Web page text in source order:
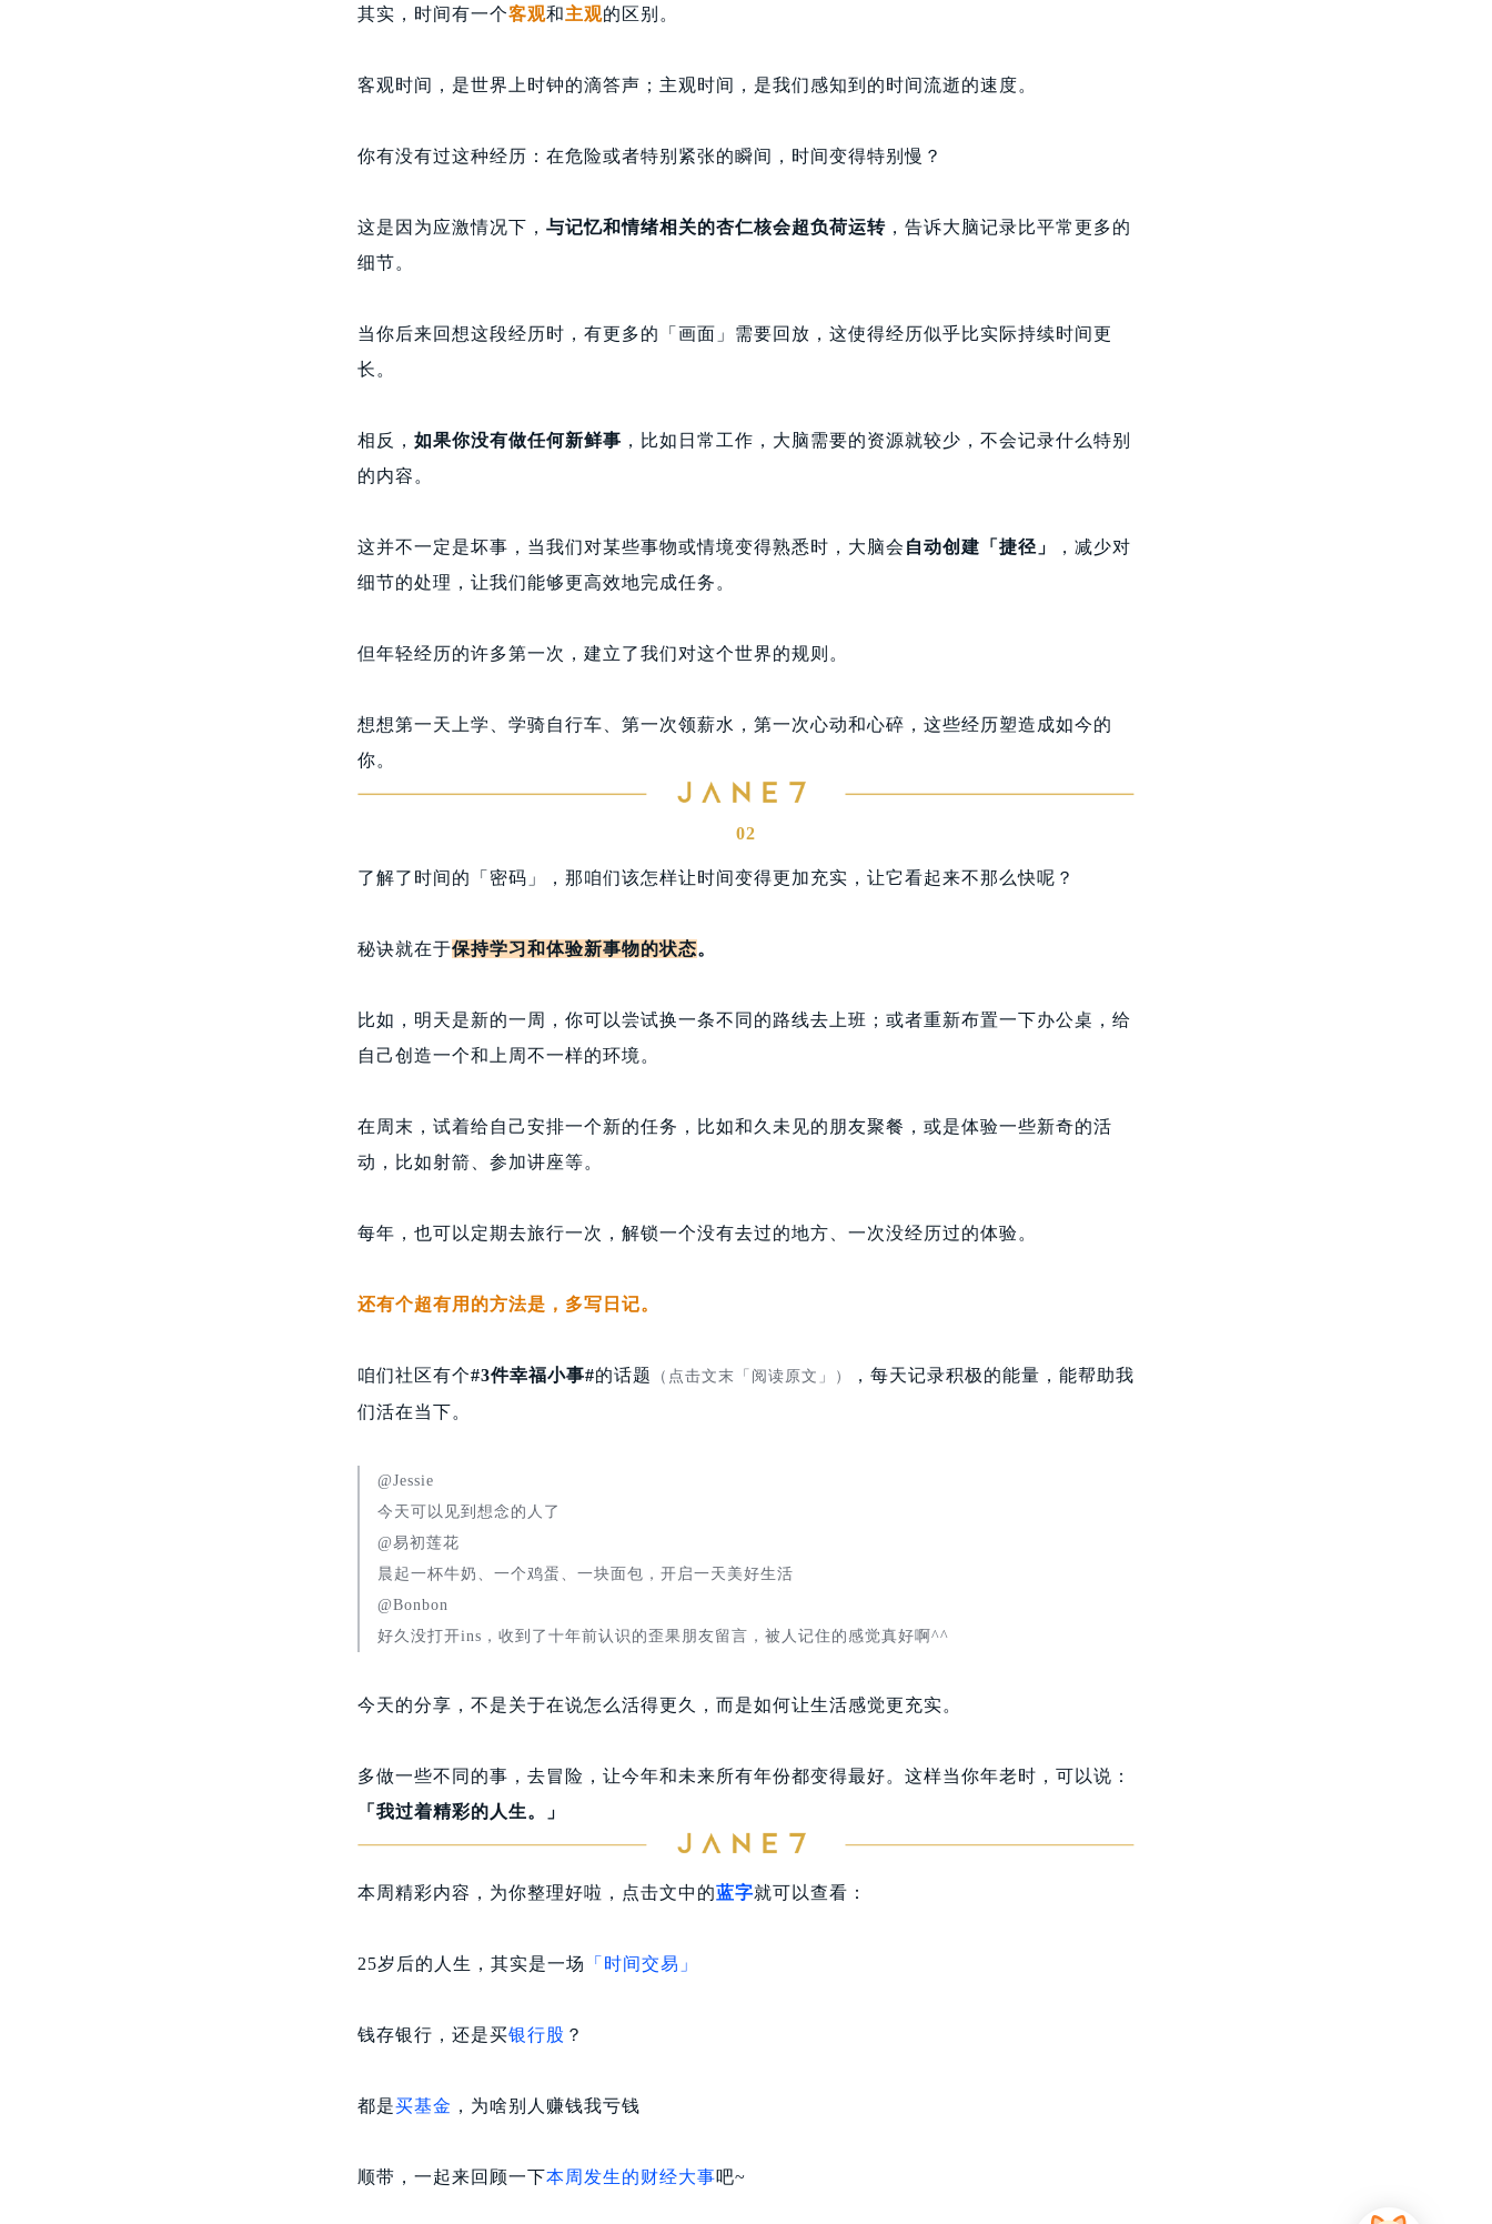
其实，时间有一个客观和主观的区别。
客观时间，是世界上时钟的滴答声；主观时间，是我们感知到的时间流逝的速度。
你有没有过这种经历：在危险或者特别紧张的瞬间，时间变得特别慢？
这是因为应激情况下， 与记忆和情绪相关的杏仁核会超负荷运转 ，告诉大脑记录比平常更多的
细节。
当你后来回想这段经历时，有更多的「画面」需要回放，这使得经历似乎比实际持续时间更
长。
相反， 如果你没有做任何新鲜事 ，比如日常工作，大脑需要的资源就较少，不会记录什么特别
的内容。
这并不一定是坏事，当我们对某些事物或情境变得熟悉时，大脑会 自动创建「捷径」
，减少对
细节的处理，让我们能够更高效地完成任务。
但年轻经历的许多第一次，建立了我们对这个世界的规则。
想想第一天上学、学骑自行车、第一次领薪水，第一次心动和心碎，这些经历塑造成如今的
你。
02
了解了时间的「密码」，那咱们该怎样让时间变得更加充实，让它看起来不那么快呢？
秘诀就在于保持学习和体验新事物的状态。
比如，明天是新的一周，你可以尝试换一条不同的路线去上班；或者重新布置一下办公桌，给
自己创造一个和上周不一样的环境。
在周末，试着给自己安排一个新的任务，比如和久未见的朋友聚餐，或是体验一些新奇的活
动，比如射箭、参加讲座等。
每年，也可以定期去旅行一次，解锁一个没有去过的地方、一次没经历过的体验。
还有个超有用的方法是，多写日记。
咱们社区有个#3件幸福小事#的话题 （点击文末「阅读原文」）
，每天记录积极的能量，能帮助我
们活在当下。
@Jessie
今天可以见到想念的人了
@易初莲花
晨起一杯牛奶、一个鸡蛋、一块面包，开启一天美好生活
@Bonbon
好久没打开ins，收到了十年前认识的歪果朋友留言，被人记住的感觉真好啊^^
今天的分享，不是关于在说怎么活得更久，而是如何让生活感觉更充实。
多做一些不同的事，去冒险，让今年和未来所有年份都变得最好。这样当你年老时，可以说：
「我过着精彩的人生。」
本周精彩内容，为你整理好啦，点击文中的蓝字就可以查看：
25岁后的人生，其实是一场 「时间交易」
钱存银行，还是买银行股 ？
都是买基金 ，为啥别人赚钱我亏钱
顺带，一起来回顾一下本周发生的财经大事吧~